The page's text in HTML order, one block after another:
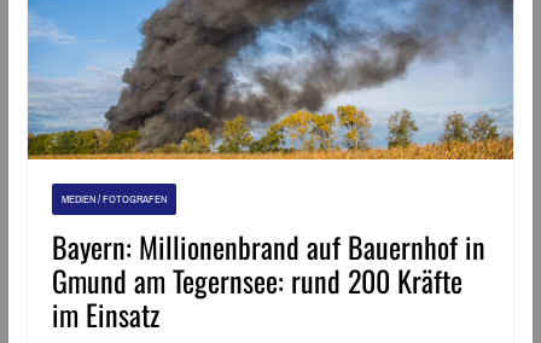
MEDIEN / FOTOGRAFEN
Bayern: Millionenbrand auf Bauernhof in
Gmund am Tegernsee: rund 200 Kräfte
im Einsatz